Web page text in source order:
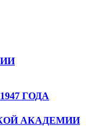
ГОДА
АКАДЕМИИ